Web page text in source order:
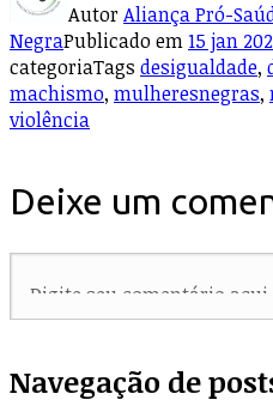
AutorAliança Pró-
NegraPublicado em15 jan
categoriaTags desigualdade,
machismo, mulheresnegras,
violência
Deixe um
Navegação de